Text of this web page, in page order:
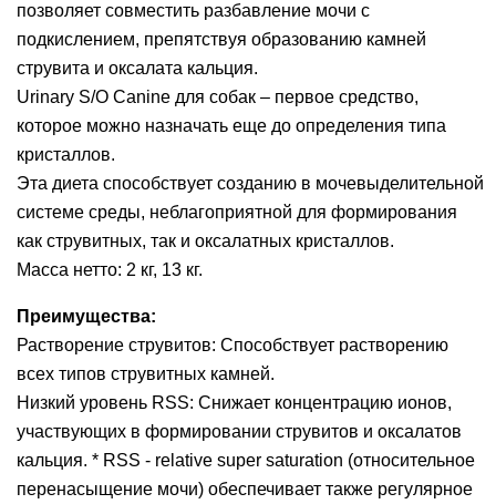
позволяет совместить разбавление мочи с
подкислением, препятствуя образованию камней
струвита и оксалата кальция.
Urinary S/O Canine для собак – первое средство,
которое можно назначать еще до определения типа
кристаллов.
Эта диета способствует созданию в мочевыделительной
системе среды, неблагоприятной для формирования
как струвитных, так и оксалатных кристаллов.
Масса нетто: 2 кг, 13 кг.
Преимущества:
Растворение струвитов: Способствует растворению
всех типов струвитных камней.
Низкий уровень RSS: Снижает концентрацию ионов,
участвующих в формировании струвитов и оксалатов
кальция. * RSS - relative super saturation (относительное
перенасыщение мочи) обеспечивает также регулярное